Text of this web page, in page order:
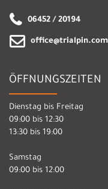
06452 / 20194
office@trialpin.com
ÖFFNUNGSZEITEN
Dienstag bis Freitag
09:00 bis 12:30
13:30 bis 19:00
Samstag
09:00 bis 12:00